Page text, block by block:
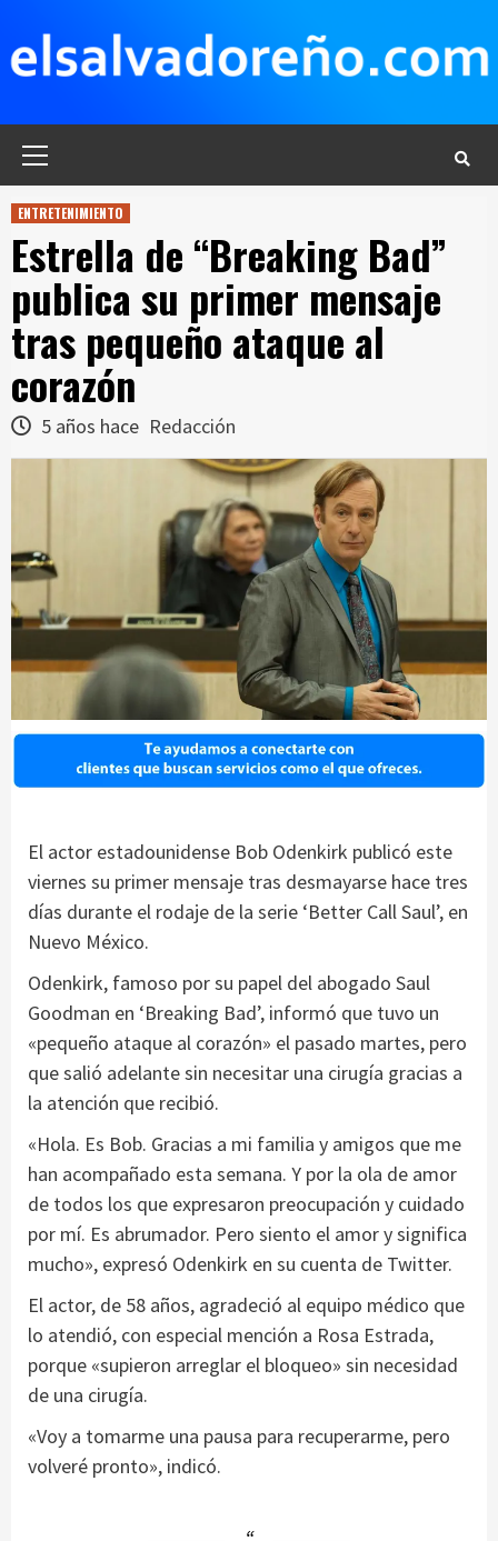
contenido
ENTRETENIMIENTO
Estrella de “Breaking Bad”
publica su primer mensaje
tras pequeño ataque al
corazón
5 años hace Redacción
El actor estadounidense Bob Odenkirk publicó este
viernes su primer mensaje tras desmayarse hace tres
días durante el rodaje de la serie ‘Better Call Saul’, en
Nuevo México.
Odenkirk, famoso por su papel del abogado Saul
Goodman en ‘Breaking Bad’, informó que tuvo un
«pequeño ataque al corazón» el pasado martes, pero
que salió adelante sin necesitar una cirugía gracias a
la atención que recibió.
«Hola. Es Bob. Gracias a mi familia y amigos que me
han acompañado esta semana. Y por la ola de amor
de todos los que expresaron preocupación y cuidado
por mí. Es abrumador. Pero siento el amor y significa
mucho», expresó Odenkirk en su cuenta de Twitter.
El actor, de 58 años, agradeció al equipo médico que
lo atendió, con especial mención a Rosa Estrada,
porque «supieron arreglar el bloqueo» sin necesidad
de una cirugía.
«Voy a tomarme una pausa para recuperarme, pero
volveré pronto», indicó.